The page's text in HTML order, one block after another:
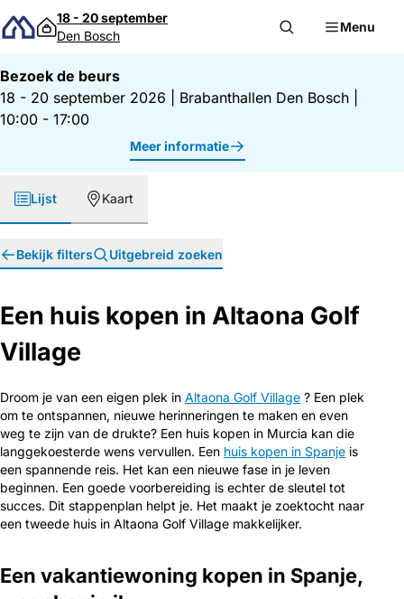
Direct naar inhoud
18 - 20 september
Den Bosch
Menu
Bezoek de beurs
18 - 20 september 2026
Brabanthallen Den Bosch
10:00 - 17:00
Meer informatie
Lijst Kaart
Bekijk filters Uitgebreid zoeken
Een huis kopen in Altaona Golf
Village
Droom je van een eigen plek in Altaona Golf Village ? Een plek
om te ontspannen, nieuwe herinneringen te maken en even
weg te zijn van de drukte? Een huis kopen in Murcia kan die
langgekoesterde wens vervullen. Een huis kopen in Spanje is
een spannende reis. Het kan een nieuwe fase in je leven
beginnen. Een goede voorbereiding is echter de sleutel tot
succes. Dit stappenplan helpt je. Het maakt je zoektocht naar
een tweede huis in Altaona Golf Village makkelijker.
Een vakantiewoning kopen in Spanje,